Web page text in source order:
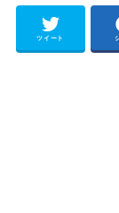
ツイート